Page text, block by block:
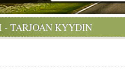
TARJOAN KYYDIN